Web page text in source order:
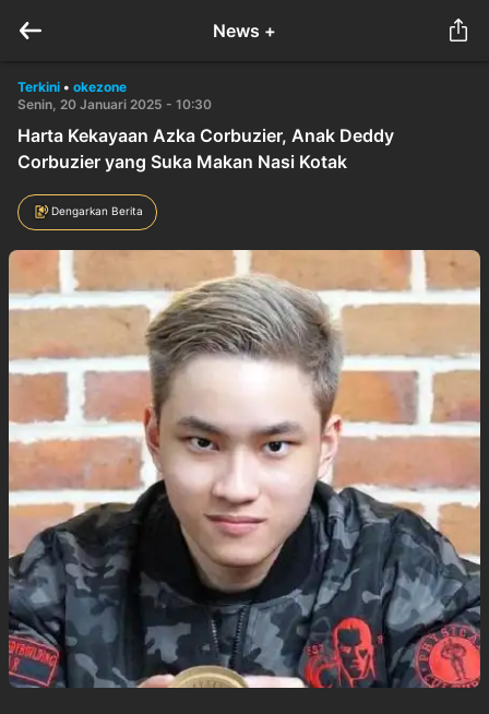
News +
Terkini • okezone
Senin, 20 Januari 2025 - 10:30
Harta Kekayaan Azka Corbuzier, Anak Deddy
Corbuzier yang Suka Makan Nasi Kotak
Dengarkan Berita